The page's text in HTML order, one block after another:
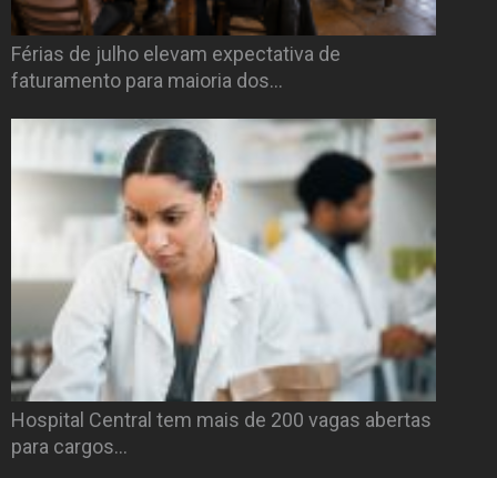
Férias de julho elevam expectativa de
faturamento para maioria dos…
Hospital Central tem mais de 200 vagas abertas
para cargos…